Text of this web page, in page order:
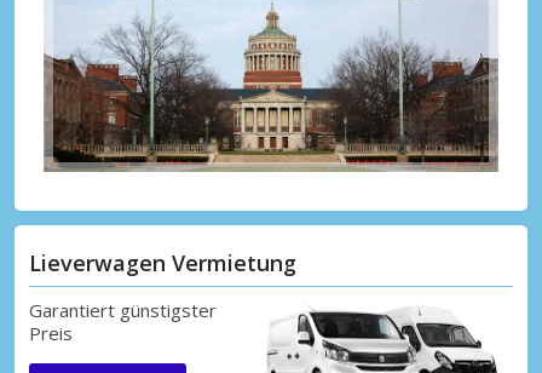
Lieverwagen Vermietung
Garantiert günstigster
Preis